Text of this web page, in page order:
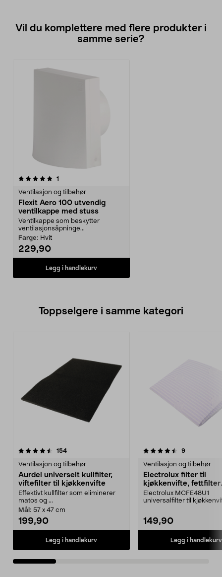
Vil du komplettere med flere produkter i
samme serie?
1
Ventilasjon og tilbehør
Flexit Aero 100 utvendig
ventilkappe med stuss
Ventilkappe som beskytter
ventilasjonsåpninge...
Farge: Hvit
229,90
Legg i handlekurv
Toppselgere i samme kategori
154anmeldelser
Ventilasjon og tilbehør
Aurdel universelt kullfilter,
viftefilter til kjøkkenvifte
Effektivt kullfilter som eliminerer
matos og ...
Mål: 57 x 47 cm
199,90
Legg i handlekurv
4.5 av 5 stjerner 9anmeldelser
Ventilasjon og tilbehør
Electrolux filter til
kjøkkenvifte, fettfilter
universal, 2-pakning
Electrolux MCFE48U1
universalfilter til
149,90
Legg i handlekurv
3.5 av 5 stjerner